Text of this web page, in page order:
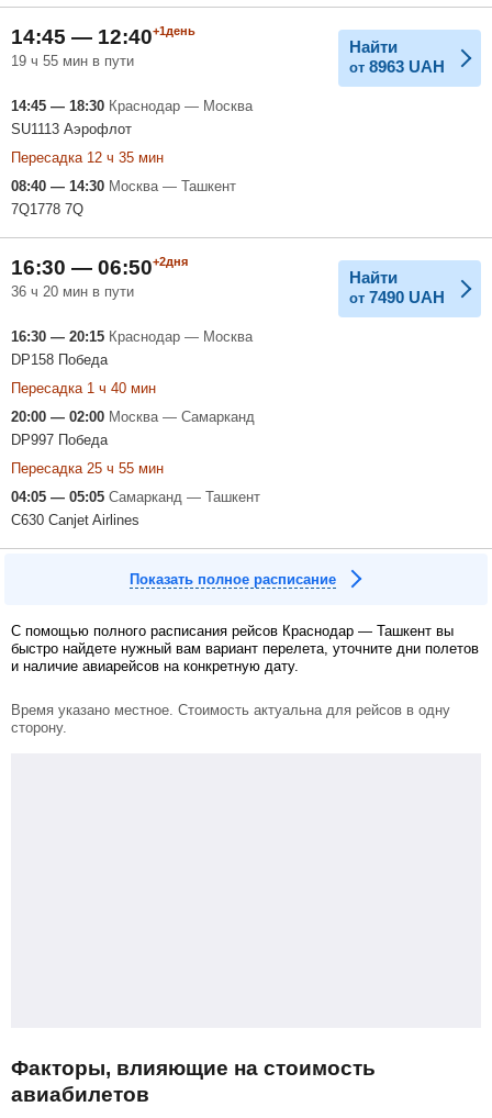
14:45 — 12:40+1день
19 ч 55 мин в пути
Найти
от 8963 UAH
14:45 — 18:30 Краснодар — Москва
SU1113 Аэрофлот
Пересадка 12 ч 35 мин
08:40 — 14:30 Москва — Ташкент
7Q1778 7Q
16:30 — 06:50+2дня
36 ч 20 мин в пути
Найти
от 7490 UAH
16:30 — 20:15 Краснодар — Москва
DP158 Победа
Пересадка 1 ч 40 мин
20:00 — 02:00 Москва — Самарканд
DP997 Победа
Пересадка 25 ч 55 мин
04:05 — 05:05 Самарканд — Ташкент
C630 Canjet Airlines
Показать полное расписание
С помощью полного расписания рейсов Краснодар — Ташкент вы
быстро найдете нужный вам вариант перелета, уточните дни полетов
и наличие авиарейсов на конкретную дату.
Время указано местное. Стоимость актуальна для рейсов в одну
сторону.
Факторы, влияющие на стоимость
авиабилетов